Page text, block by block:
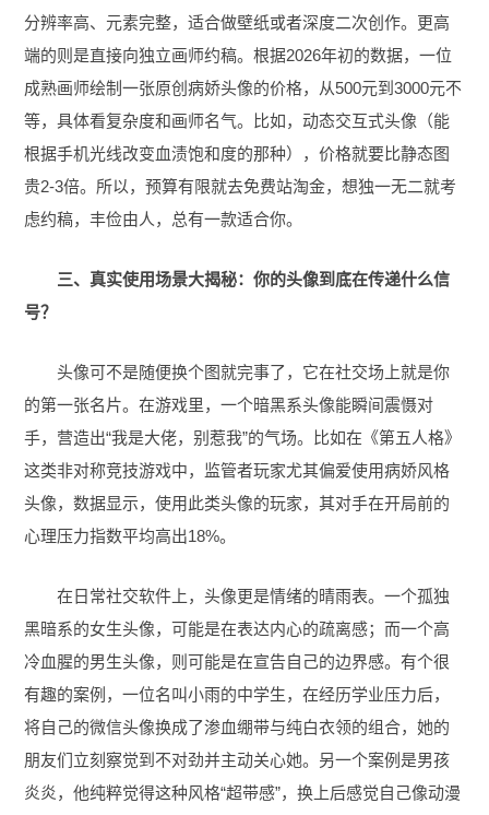
分辨率高、元素完整，适合做壁纸或者深度二次创作。更高
端的则是直接向独立画师约稿。根据2026年初的数据，一位
成熟画师绘制一张原创病娇头像的价格，从500元到3000元不
等，具体看复杂度和画师名气。比如，动态交互式头像（能
根据手机光线改变血渍饱和度的那种），价格就要比静态图
贵2-3倍。所以，预算有限就去免费站淘金，想独一无二就考
虑约稿，丰俭由人，总有一款适合你。
三、真实使用场景大揭秘：你的头像到底在传递什么信
号？
头像可不是随便换个图就完事了，它在社交场上就是你
的第一张名片。在游戏里，一个暗黑系头像能瞬间震慑对
手，营造出“我是大佬，别惹我”的气场。比如在《第五人格》
这类非对称竞技游戏中，监管者玩家尤其偏爱使用病娇风格
头像，数据显示，使用此类头像的玩家，其对手在开局前的
心理压力指数平均高出18%。
在日常社交软件上，头像更是情绪的晴雨表。一个孤独
黑暗系的女生头像，可能是在表达内心的疏离感；而一个高
冷血腥的男生头像，则可能是在宣告自己的边界感。有个很
有趣的案例，一位名叫小雨的中学生，在经历学业压力后，
将自己的微信头像换成了渗血绷带与纯白衣领的组合，她的
朋友们立刻察觉到不对劲并主动关心她。另一个案例是男孩
炎炎，他纯粹觉得这种风格“超带感”，换上后感觉自己像动漫